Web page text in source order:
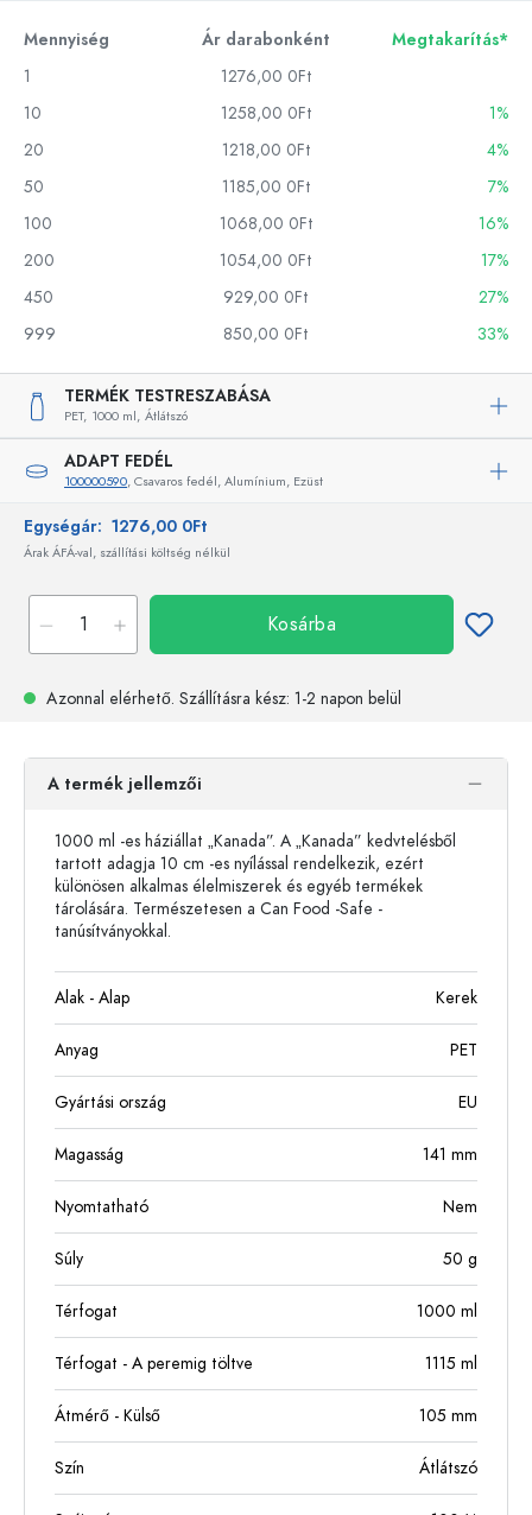
Mennyiség Ár darabonként
Megtakarítás*
1
1276,00 0Ft
10
1258,00 0Ft
1%
20
1218,00 0Ft
4%
50
1185,00 0Ft
7%
100
1068,00 0Ft
16%
200
1054,00 0Ft
17%
450
929,00 0Ft
27%
999
850,00 0Ft 33%
TERMÉK TESTRESZABÁSA
PET, 1000 ml, Átlátszó
ADAPT FEDÉL
100000590, Csavaros fedél, Alumínium, Ezüst
Egységár: 1276,00 0Ft
Árak ÁFÁ-val, szállítási költség nélkül
Kosárba
Azonnal elérhető. Szállításra kész: 1-2 napon belül
A termék jellemzői
1000 ml -es háziállat „Kanada”. A „Kanada” kedvtelésből
tartott adagja 10 cm -es nyílással rendelkezik, ezért
különösen alkalmas élelmiszerek és egyéb termékek
tárolására. Természetesen a Can Food -Safe -
tanúsítványokkal.
Alak - Alap Kerek
Anyag PET
Gyártási ország EU
Magasság 141 mm
Nyomtatható Nem
Súly 50 g
Térfogat 1000 ml
Térfogat - A peremig töltve 1115 ml
Átmérő - Külső 105 mm
Szín Átlátszó